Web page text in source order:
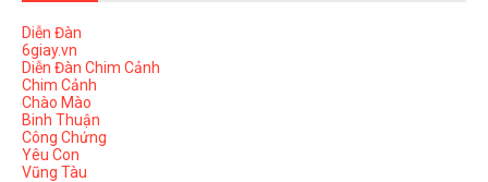
Diễn Đàn
6giay.vn
Diễn Đàn Chim Cảnh
Chim Cảnh
Chào Mào
Binh Thuận
Công Chứng
Yêu Con
Vũng Tàu